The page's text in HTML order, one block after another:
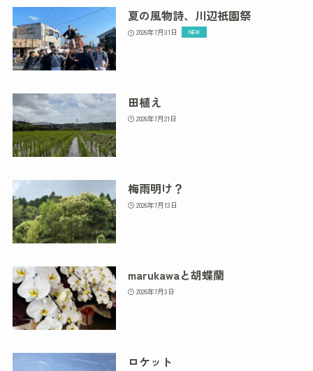
夏の風物詩、川辺祇園祭
2026年7月31日
田植え
2026年7月21日
梅雨明け？
2026年7月13日
marukawaと胡蝶蘭
2026年7月3日
ロケット